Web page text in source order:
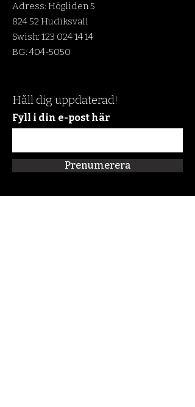
Adress: Högliden 5
824 52 Hudiksvall
Swish: 123 024 14 14
BG:404-5050
Håll dig uppdaterad!
Fyll i din e-post här
Prenumerera